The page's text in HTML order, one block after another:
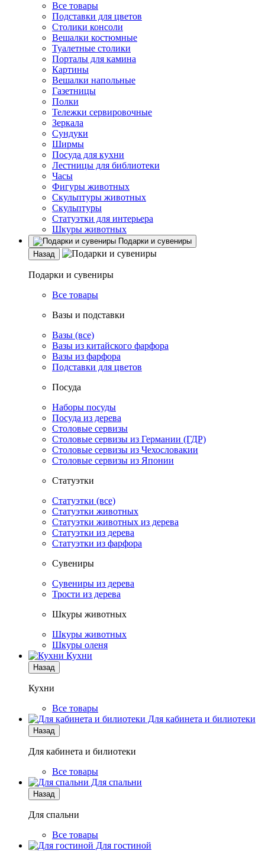
Все товары
Подставки для цветов
Столики консоли
Вешалки костюмные
Туалетные столики
Порталы для камина
Картины
Вешалки напольные
Газетницы
Полки
Тележки сервировочные
Зеркала
Сундуки
Ширмы
Посуда для кухни
Лестницы для библиотеки
Часы
Фигуры животных
Скульптуры животных
Скульптуры
Статуэтки для интерьера
Шкуры животных
Подарки и сувениры
Назад
Подарки и сувениры
Все товары
Вазы и подставки
Вазы (все)
Вазы из китайского фарфора
Вазы из фарфора
Подставки для цветов
Посуда
Наборы посуды
Посуда из дерева
Столовые сервизы
Столовые сервизы из Германии (ГДР)
Столовые сервизы из Чехословакии
Столовые сервизы из Японии
Статуэтки
Статуэтки (все)
Статуэтки животных
Статуэтки животных из дерева
Статуэтки из дерева
Статуэтки из фарфора
Сувениры
Сувениры из дерева
Трости из дерева
Шкуры животных
Шкуры животных
Шкуры оленя
Кухни
Назад
Кухни
Все товары
Для кабинета и билиотеки
Назад
Для кабинета и билиотеки
Все товары
Для спальни
Назад
Для спальни
Все товары
Для гостиной